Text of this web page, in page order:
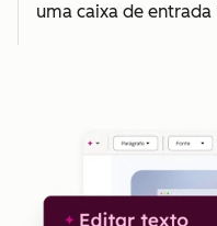
uma caixa de entrada